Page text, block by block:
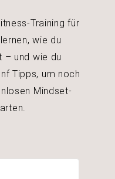
Training für
wie du
– und wie du
Tipps, um noch
Mindset-